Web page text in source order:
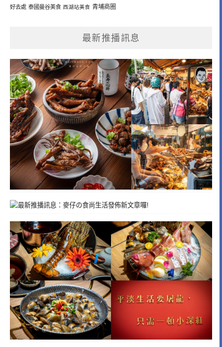
好去處 泰國曼谷美食 西湖站美食 青埔商圈
最新推播訊息